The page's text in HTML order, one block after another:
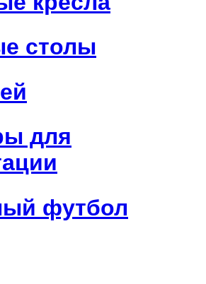
столы
для
футбол